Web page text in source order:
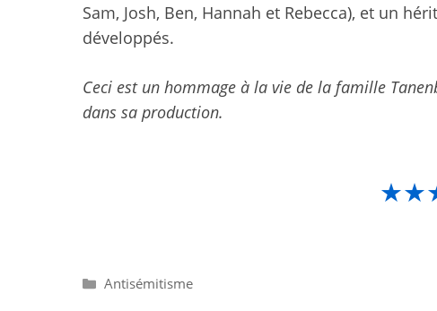
Sam, Josh, Ben, Hannah et Rebecca), et un
développés.
Ceci est un hommage à la vie de la famille
dans sa production.
Catégories
Antisémitisme